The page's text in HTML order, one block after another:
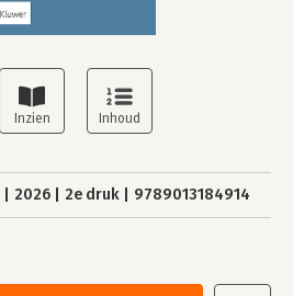
2026 2e druk 9789013184914